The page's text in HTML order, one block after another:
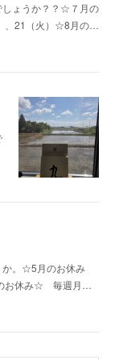
しょうか？？☆７月の
、21（火）☆8月の…
か。☆5月のお休み
お休み☆ 毎週月…